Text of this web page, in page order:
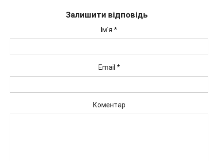
Залишити відповідь
Ім'я *
Email *
Коментар